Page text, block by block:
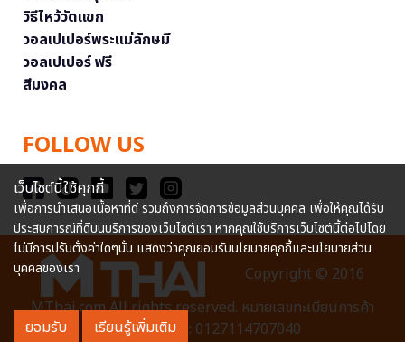
วิธีไหว้วัดแขก
วอลเปเปอร์พระแม่ลักษมี
วอลเปเปอร์ ฟรี
สีมงคล
FOLLOW US
Copyright © 2016
MThai.com All rights reserved. หมายเลขทะเบียนการค้า
อิเล็กทรอนิกส์ : 0127114707040
เว็บไซต์นี้ใช้คุกกี้
เพื่อการนำเสนอเนื้อหาที่ดี รวมถึงการจัดการข้อมูลส่วนบุคคล เพื่อให้คุณได้รับ
ประสบการณ์ที่ดีบนบริการของเว็บไซต์เรา หากคุณใช้บริการเว็บไซต์นี้ต่อไปโดย
ไม่มีการปรับตั้งค่าใดๆนั้น แสดงว่าคุณยอมรับนโยบายคุกกี้และนโยบายส่วน
บุคคลของเรา
ยอมรับ เรียนรู้เพิ่มเติม